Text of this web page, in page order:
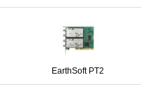
EarthSoft PT2